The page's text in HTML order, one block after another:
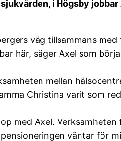
i Högsby
väg tillsammans
här, säger Axel som
mellan
Christina varit som
med Axel.
väntar för